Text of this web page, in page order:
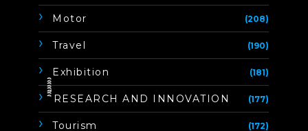
Motor (208)
Travel (190)
Exhibition (181)
ิิีิิิิิRESEARCH AND INNOVATION (177)
Tourism (172)